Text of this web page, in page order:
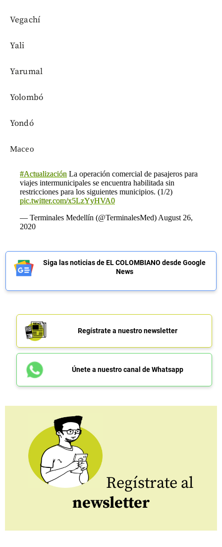
Vegachí
Yali
Yarumal
Yolombó
Yondó
Масео
#Actualización La operación comercial de pasajeros para
viajes intermunicipales se encuentra habilitada sin
restricciones para los siguientes municipios. (1/2)
pic.twitter.com/x5LzYyHVA0
— Terminales Medellín (@TerminalesMed) August 26,
2020
Siga las noticias de EL COLOMBIANO desde Google
News
Regístrate a nuestro newsletter
Únete a nuestro canal de Whatsapp
Regístrate al
newsletter